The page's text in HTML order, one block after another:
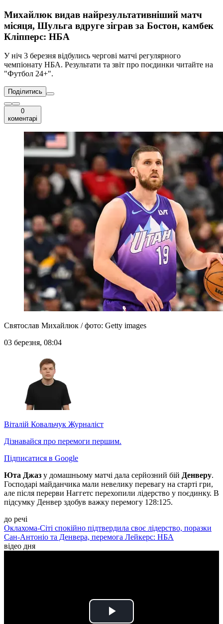
Михайлюк видав найрезультативніший матч
місяця, Шульга вдруге зіграв за Бостон, камбек
Кліпперс: НБА
У ніч 3 березня відбулись чергові матчі регулярного
чемпіонату НБА. Результати та звіт про поєдинки читайте на
"Футбол 24+".
Поділитись
0
коментарі
Святослав Михайлюк / фото: Getty images
03 березня, 08:04
Віталій Ковальчук Журналіст
Дізнавайся про перемоги першим.
Підписатися в Google
Юта Джаз у домашньому матчі дала серйозний бій Денверу.
Господарі майданчика мали невелику перевагу на старті гри,
але після перерви Наггетс перехопили лідерство у поєдинку. В
підсумку Денвер здобув важку перемогу 128:125.
до речі
Оклахома-Сіті спокійно підтвердила своє лідерство, поразки
Сан-Антоніо та Денвера, перемога Лейкерс: НБА
відео дня